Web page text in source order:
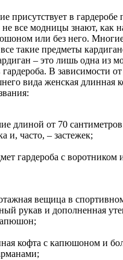
присутствует в гардеробе
все модницы знают, как
или без него.
такие предметы
– это лишь одна из
В зависимости от
вида женская длинная
длиной от 70
и, часто, – застежек;
гардероба с воротником
вещица в
рукав и дополненная
кофта с капюшоном и